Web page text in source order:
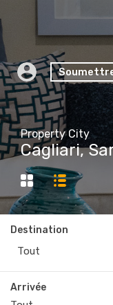
Property City
Cagliari,
Destination
Tout
Arrivée